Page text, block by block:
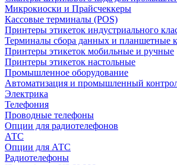
Микрокиоски и Прайсчеккеры
Кассовые терминалы (POS)
Принтеры этикеток индустриального
Терминалы сбора данных и планшетные
Принтеры этикеток мобильные и ручные
Принтеры этикеток настольные
Промышленное оборудование
Автоматизация и промышленный
Электрика
Телефония
Проводные телефоны
Опции для радиотелефонов
АТС
Опции для АТС
Радиотелефоны